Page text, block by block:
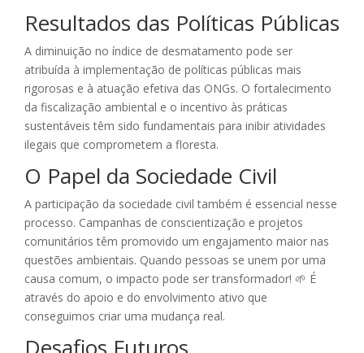
Resultados das Políticas Públicas
A diminuição no índice de desmatamento pode ser
atribuída à implementação de políticas públicas mais
rigorosas e à atuação efetiva das ONGs. O fortalecimento
da fiscalização ambiental e o incentivo às práticas
sustentáveis têm sido fundamentais para inibir atividades
ilegais que comprometem a floresta.
O Papel da Sociedade Civil
A participação da sociedade civil também é essencial nesse
processo. Campanhas de conscientização e projetos
comunitários têm promovido um engajamento maior nas
questões ambientais. Quando pessoas se unem por uma
causa comum, o impacto pode ser transformador! 🌱 É
através do apoio e do envolvimento ativo que
conseguimos criar uma mudança real.